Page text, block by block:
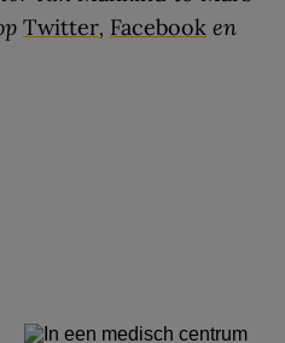
Twitter, Facebook en